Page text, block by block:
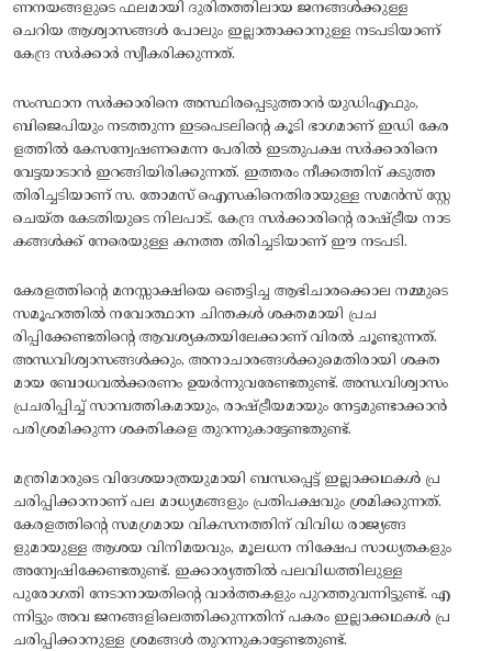
ണനയങ്ങളുടെ ഫലമായി ദുരിതത്തിലായ ജനങ്ങള്‍ക്കുള്ള
ചെറിയ ആശ്വാസങ്ങള്‍ പോലും ഇല്ലാതാക്കാനുള്ള നടപടിയാണ്‌
കേന്ദ്ര സര്‍ക്കാര്‍ സ്വീകരിക്കുന്നത്‌.
സംസ്ഥാന സര്‍ക്കാരിനെ അസ്ഥിരപ്പെടുത്താന്‍ യുഡിഎഫും,
ബിജെപിയും നടത്തുന്ന ഇടപെടലിന്റെ കൂടി ഭാഗമാണ്‌ ഇഡി കേര
ളത്തില്‍ കേസന്വേഷണമെന്ന പേരില്‍ ഇടതുപക്ഷ സര്‍ക്കാരിനെ
വേട്ടയാടാന്‍ ഇറങ്ങിയിരിക്കുന്നത്‌. ഇത്തരം നീക്കത്തിന്‌ കടുത്ത
തിരിച്ചടിയാണ്‌ സ. തോമസ്‌ ഐസകിനെതിരായുള്ള സമന്‍സ്‌ സ്റ്റേ
ചെയ്‌ത കേടതിയുടെ നിലപാട്‌. കേന്ദ്ര സര്‍ക്കാരിന്റെ രാഷ്‌ട്രീയ നാട
കങ്ങള്‍ക്ക്‌ നേരെയുള്ള കനത്ത തിരിച്ചടിയാണ്‌ ഈ നടപടി.
കേരളത്തിന്റെ മനസ്സാക്ഷിയെ ഞെട്ടിച്ച ആഭിചാരക്കൊല നമ്മുടെ
സമൂഹത്തില്‍ നവോത്ഥാന ചിന്തകള്‍ ശക്തമായി പ്രച
രിപ്പിക്കേണ്ടതിന്റെ ആവശ്യകതയിലേക്കാണ്‌ വിരല്‍ ചൂണ്ടുന്നത്‌.
അന്ധവിശ്വാസങ്ങള്‍ക്കും, അനാചാരങ്ങള്‍ക്കുമെതിരായി ശക്ത
മായ ബോധവല്‍ക്കരണം ഉയര്‍ന്നുവരേണ്ടതുണ്ട്‌. അന്ധവിശ്വാസം
പ്രചരിപ്പിച്ച്‌ സാമ്പത്തികമായും, രാഷ്‌ട്രീയമായും നേട്ടമുണ്ടാക്കാന്‍
പരിശ്രമിക്കുന്ന ശക്തികളെ തുറന്നുകാട്ടേണ്ടതുണ്ട്‌.
മന്ത്രിമാരുടെ വിദേശയാത്രയുമായി ബന്ധപ്പെട്ട്‌ ഇല്ലാക്കഥകള്‍ പ്ര
ചരിപ്പിക്കാനാണ്‌ പല മാധ്യമങ്ങളും പ്രതിപക്ഷവും ശ്രമിക്കുന്നത്‌.
കേരളത്തിന്റെ സമഗ്രമായ വികസനത്തിന്‌ വിവിധ രാജ്യങ്ങ
ളുമായുള്ള ആശയ വിനിമയവും, മൂലധന നിക്ഷേപ സാധ്യതകളും
അന്വേഷിക്കേണ്ടതുണ്ട്‌. ഇക്കാര്യത്തില്‍ പലവിധത്തിലുള്ള
പുരോഗതി നേടാനായതിന്റെ വാര്‍ത്തകളും പുറത്തുവന്നിട്ടുണ്ട്‌. എ
ന്നിട്ടും അവ ജനങ്ങളിലെത്തിക്കുന്നതിന്‌ പകരം ഇല്ലാക്കഥകള്‍ പ്ര
ചരിപ്പിക്കാനുള്ള ശ്രമങ്ങള്‍ തുറന്നുകാട്ടേണ്ടതുണ്ട്‌.